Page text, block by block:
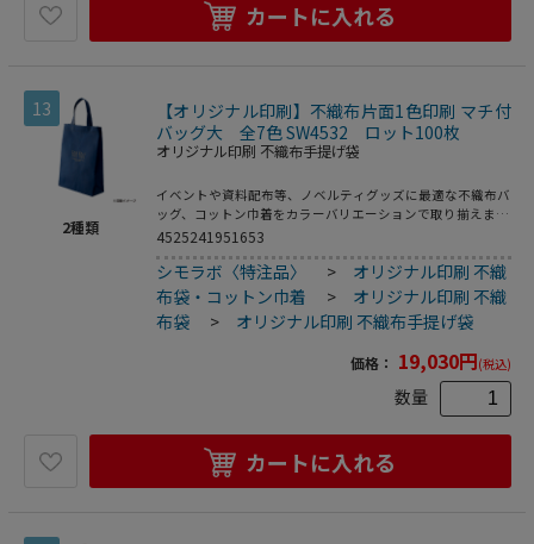
カートに入れる
13
2種類
【オリジナル印刷】不織布片面1色印刷 マチ付
バッグ大 全7色 SW4532 ロット100枚
オリジナル印刷 不織布手提げ袋
イベントや資料配布等、ノベルティグッズに最適な不織布バ
ッグ、コットン巾着をカラーバリエーションで取り揃えまし
た。片面シルク1色印刷、印刷領域は別途テンプレートでご
4525241951653
シモラボ〈特注品〉 > オリジナル印刷 不織
布袋・コットン巾着
> オリジナル印刷 不織
布袋
> オリジナル印刷 不織布手提げ袋
価格： 19,030円(税込)
数量
カートに入れる